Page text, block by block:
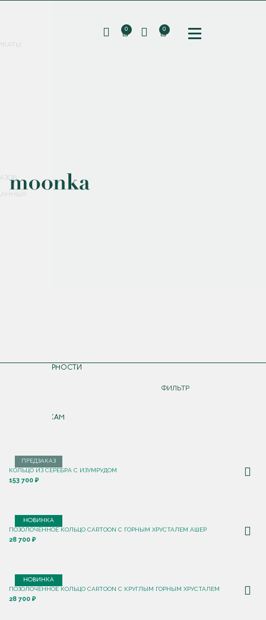
Соглашаюсь с
0 0
ПО ПОПУЛЯРНОСТИ
ПО НОВИНКАМ
ФИЛЬТР
ПРЕДЗАКАЗ
КОЛЬЦО ИЗ СЕРЕБРА С ИЗУМРУДОМ
153 700 ₽
НОВИНКА
ПОЗОЛОЧЕННОЕ КОЛЬЦО CARTOON C ГОРНЫМ ХРУСТАЛЕМ АШЕР
28 700 ₽
НОВИНКА
ПОЗОЛОЧЕННОЕ КОЛЬЦО CARTOON C КРУГЛЫМ ГОРНЫМ ХРУСТАЛЕМ
28 700 ₽